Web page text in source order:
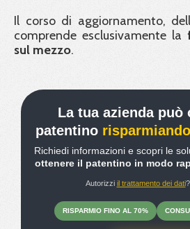
Il corso di aggiornamento,
comprende esclusivamente la
sul mezzo.
La tua azienda può
patentino
Richiedi informazioni e scopri le
ottenere il patentino in modo
Autorizzi il trattamento dei dati?
RISPARMIO FINO AL 70%